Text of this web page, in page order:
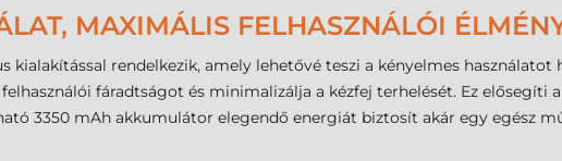
MAXIMÁLIS FELHASZNÁLÓI
rendelkezik, amely lehetővé teszi a kényelmes használatot
fáradtságot és minimalizálja a kézfej terhelését. Ez elősegíti
3350 mAh akkumulátor elegendő energiát biztosít akár egy egész